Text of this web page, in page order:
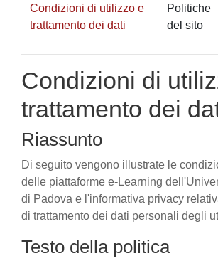
Condizioni di utilizzo e
trattamento dei dati
Politiche
del sito
Condizioni di
trattamento dei
Riassunto
Di seguito vengono illustrate le
delle piattaforme e-Learning
di Padova e l'informativa privacy
di trattamento dei dati personali degli
Testo della politica